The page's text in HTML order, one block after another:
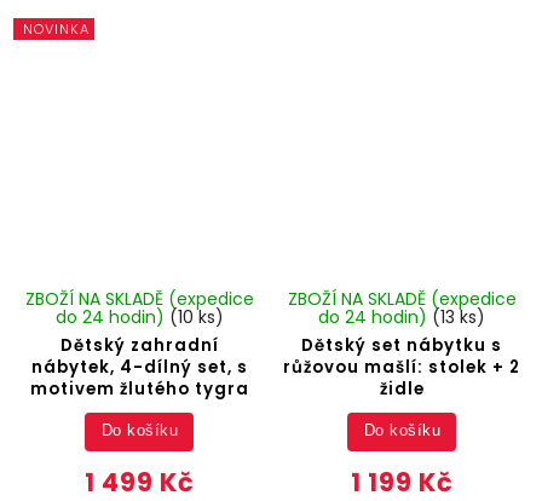
NOVINKA
Dětský zahradní
nábytek, 4-dílný set, s
motivem žlutého tygra
ZBOŽÍ NA SKLADĚ (expedice
do 24 hodin) (10 ks)
1 499 Kč
Do košíku
Dětský set nábytku s
růžovou mašlí: stolek + 2
židle
ZBOŽÍ NA SKLADĚ (expedice
do 24 hodin) (13 ks)
1 199 Kč
Do košíku